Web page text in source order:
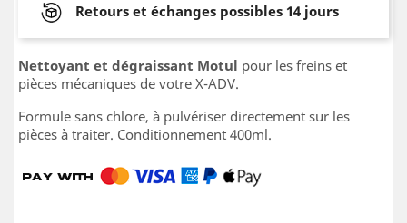
Retours et échanges possibles 14 jours
Nettoyant et dégraissant Motul pour les freins et
pièces mécaniques de votre X-ADV.
Formule sans chlore, à pulvériser directement sur les
pièces à traiter. Conditionnement 400ml.